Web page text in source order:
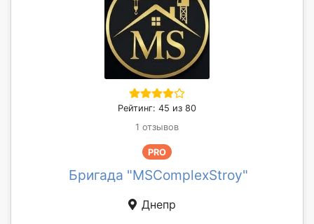
Рейтинг: 45 из 80
1 отзывов
PRO
Бригада "MSComplexStroy"
Днепр